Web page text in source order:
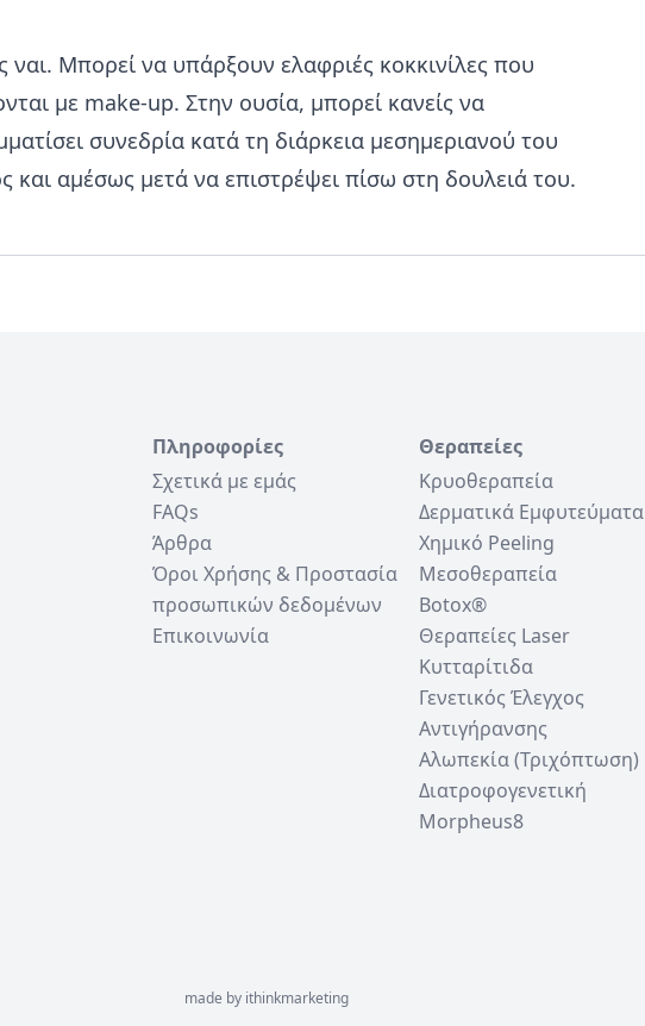
ναι. Μπορεί να υπάρξουν ελαφριές κοκκινίλες που
με make-up. Στην ουσία, μπορεί κανείς να
συνεδρία κατά τη διάρκεια μεσημεριανού του
και αμέσως μετά να επιστρέψει πίσω στη δουλειά του.
Πληροφορίες
Σχετικά με εμάς
FAQs
Άρθρα
Όροι Χρήσης & Προστασία
προσωπικών δεδομένων
Επικοινωνία
Θεραπείες
Κρυοθεραπεία
Δερματικά Εμφυτεύματα
Χημικό Peeling
Μεσοθεραπεία
Botox®
Θεραπείες Laser
Κυτταρίτιδα
Γενετικός Έλεγχος
Αντιγήρανσης
Αλωπεκία (Τριχόπτωση)
Διατροφογενετική
Morpheus8
made by ithinkmarketing